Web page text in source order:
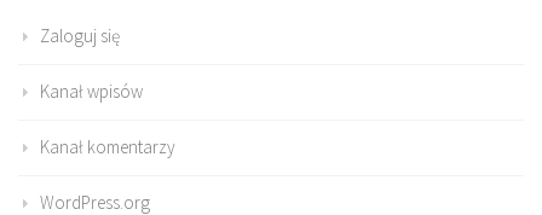
Zaloguj się
Kanał wpisów
Kanał komentarzy
WordPress.org